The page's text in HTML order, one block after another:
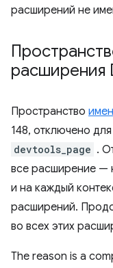
расширений не
расширения
Пространство имен
148, отключено
devtools_page .
все расширение —
и на каждый
расширений.
во всех этих
The reason is a